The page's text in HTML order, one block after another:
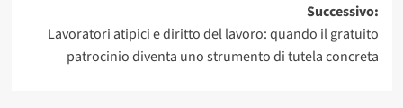
Successivo:
Lavoratori atipici e diritto del lavoro: quando il gratuito
patrocinio diventa uno strumento di tutela concreta